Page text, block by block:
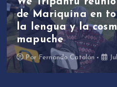
de Mariquina en
la lengua y la
mapuche
Por Fernando Catalán